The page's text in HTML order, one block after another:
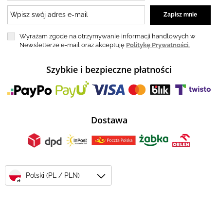
Wyrażam zgode na otrzymywanie informacji handlowych w
Newsletterze e-mail oraz akceptuję Politykę Prywatności.
Szybkie i bezpieczne płatności
Dostawa
zł
Polski (PL / PLN)